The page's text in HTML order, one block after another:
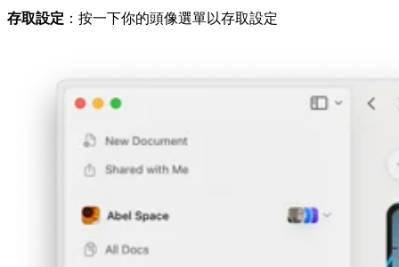
存取設定 ：按一下你的頭像選單以存取設定